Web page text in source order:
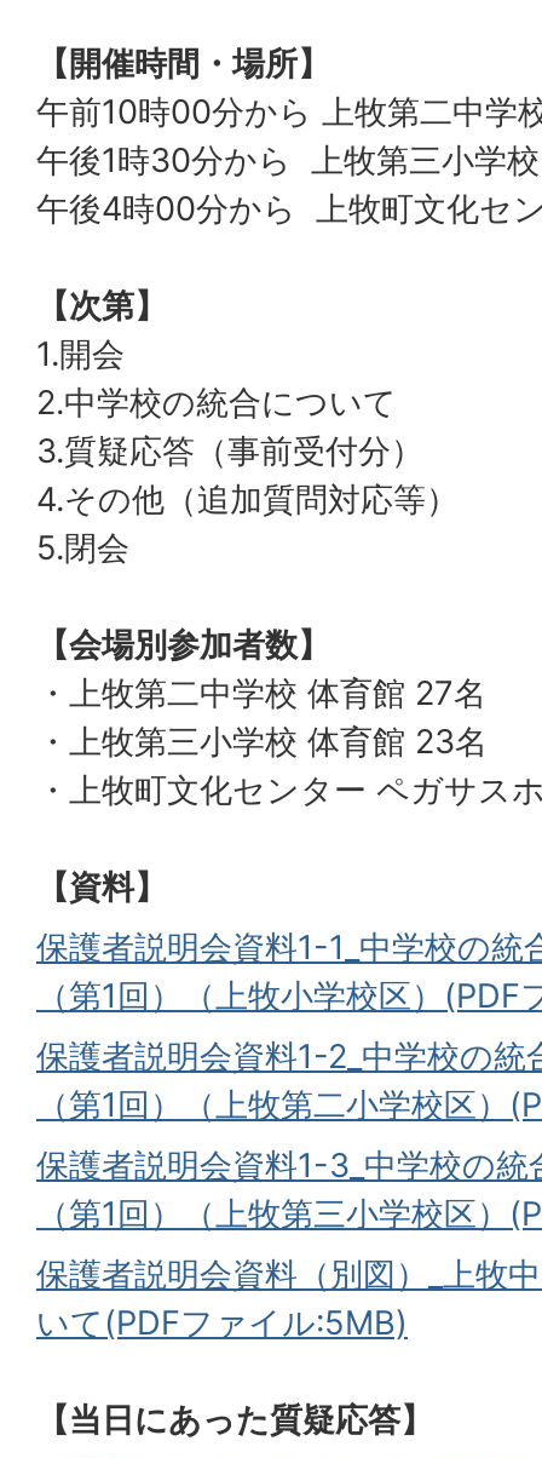
【開催時間・場所】
午前10時00分から 上牧第二中学
午後1時30分から 上牧第三小学
午後4時00分から 上牧町文化セ
【次第】
1.開会
2.中学校の統合について
3.質疑応答（事前受付分）
4.その他（追加質問対応等）
5.閉会
【会場別参加者数】
・上牧第二中学校 体育館 27名
・上牧第三小学校 体育館 23名
・上牧町文化センター ペガサス
【資料】
保護者説明会資料1-1_中学校の統
（第1回）（上牧小学校区）
保護者説明会資料1-2_中学校の
（第1回）（上牧第二小学校区）
保護者説明会資料1-3_中学校の
（第1回）（上牧第三小学校区）
保護者説明会資料（別図）_上牧
いて(PDFファイル:5MB)
【当日にあった質疑応答】